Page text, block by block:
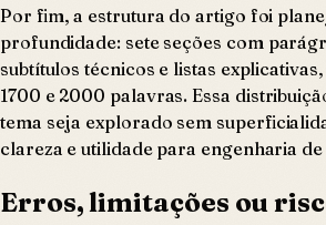
Por fim, a estrutura do artigo foi
profundidade: sete seções com
subtítulos técnicos e listas
1700 e 2000 palavras. Essa
tema seja explorado sem
clareza e utilidade para engenharia
Erros, limitações ou